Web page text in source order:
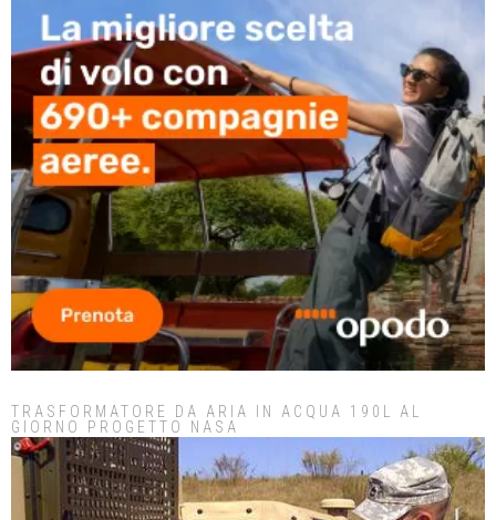
TRASFORMATORE DA ARIA IN ACQUA 190L AL
GIORNO PROGETTO NASA